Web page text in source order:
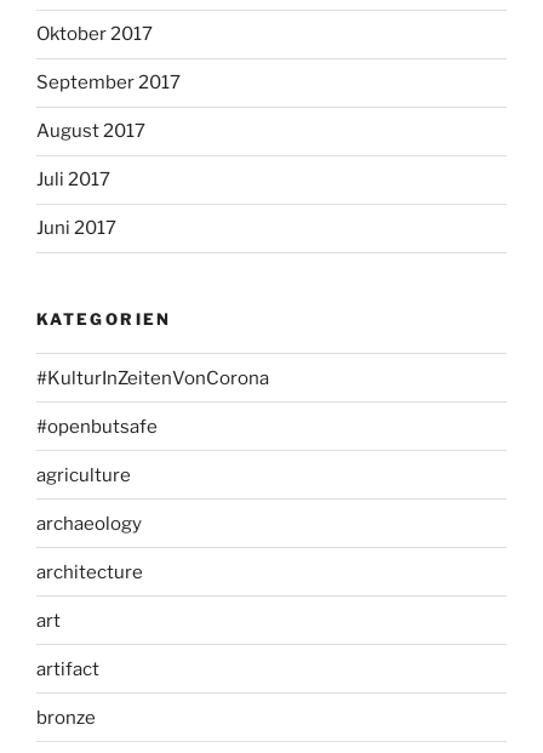
Oktober 2017
September 2017
August 2017
Juli 2017
Juni 2017
KATEGORIEN
#KulturInZeitenVonCorona
#openbutsafe
agriculture
archaeology
architecture
art
artifact
bronze